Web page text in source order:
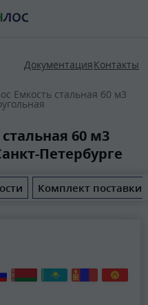
ДокументацияКонтакты
Емкость стальная 60 м3
60 м3
Петербурге
Комплект поставки